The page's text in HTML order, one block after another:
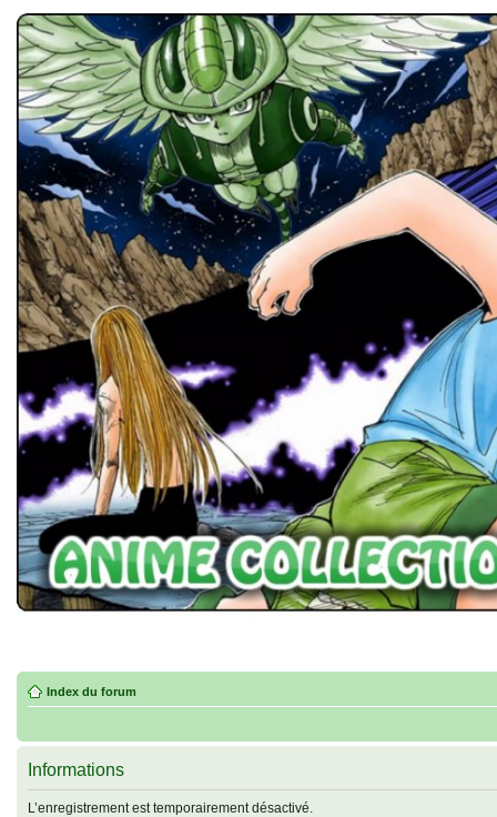
Index du forum
Informations
L’enregistrement est temporairement désactivé.